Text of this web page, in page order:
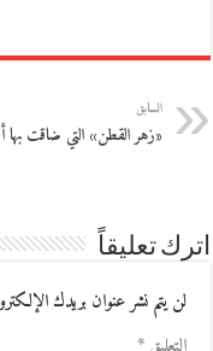
السابق
«زهر القطن» التي ضاقت بها
اترك تعليقاً
لن يتم نشر عنوان بريدك